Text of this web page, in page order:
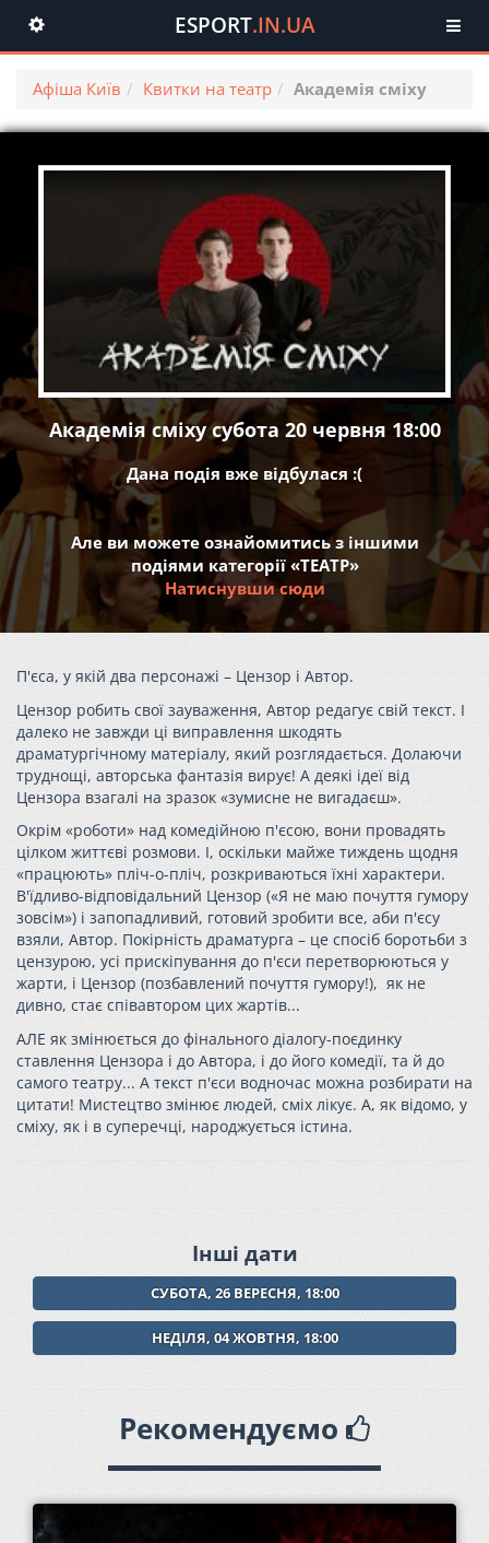
Toggle
navigation
ESPORT.IN.UA
Афіша Київ Квитки на театр Академія сміху
Академія сміху субота 20 червня 18:00
Дана подія вже відбулася :(
Але ви можете ознайомитись з іншими
подіями категорії «ТЕАТР»
Натиснувши сюди
П'єса, у якій два персонажі – Цензор і Автор.
Цензор робить свої зауваження, Автор редагує свій текст. І
далеко не завжди ці виправлення шкодять
драматургічному матеріалу, який розглядається. Долаючи
труднощі, авторська фантазія вирує! А деякі ідеї від
Цензора взагалі на зразок «зумисне не вигадаєш».
Окрім «роботи» над комедійною п'єсою, вони провадять
цілком життєві розмови. І, оскільки майже тиждень щодня
«працюють» пліч-о-пліч, розкриваються їхні характери.
В'їдливо-відповідальний Цензор («Я не маю почуття гумору
зовсім») і запопадливий, готовий зробити все, аби п'єсу
взяли, Автор. Покірність драматурга – це спосіб боротьби з
цензурою, усі прискіпування до п'єси перетворюються у
жарти, і Цензор (позбавлений почуття гумору!), як не
дивно, стає співавтором цих жартів...
АЛЕ як змінюється до фінального діалогу-поєдинку
ставлення Цензора і до Автора, і до його комедії, та й до
самого театру... А текст п'єси водночас можна розбирати на
цитати! Мистецтво змінює людей, сміх лікує. А, як відомо, у
сміху, як і в суперечці, народжується істина.
Інші дати
СУБОТА, 26 ВЕРЕСНЯ, 18:00
НЕДІЛЯ, 04 ЖОВТНЯ, 18:00
Рекомендуємо